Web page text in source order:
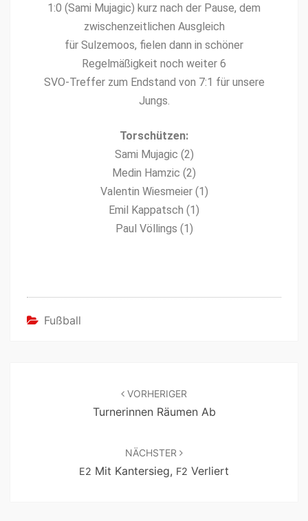
1:0 (Sami Mujag­ic) kurz nach der Pause, dem
zwis­chen­zeitlichen Aus­gle­ich
für Sulze­moos, fie­len dann in schön­er
Regelmäßigkeit noch weit­er 6
SVO-Tre­f­fer zum End­stand von 7:1 für unsere
Jungs.
Torschützen:
Sami Mujag­ic (2)
Medin Hamz­ic (2)
Valentin Wies­meier (1)
Emil Kap­patsch (1)
Paul Völlings (1)
Fußball
VORHERIGER
Turnerinnen Räumen Ab
NÄCHSTER
E2 Mit Kantersieg, F2 Verliert